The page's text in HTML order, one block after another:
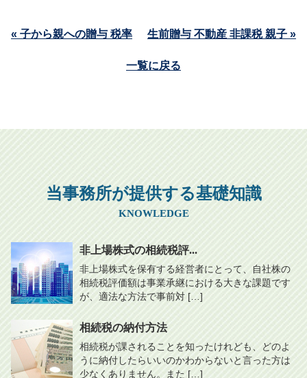
« 子から親への贈与 税率 生前贈与 不動産 非課税 親子 »
一覧に戻る
当事務所が提供する基礎知識
KNOWLEDGE
非上場株式の相続税評...
非上場株式を保有する経営者にとって、自社株の
相続税評価額は事業承継における大きな課題です
が、適法な方法で事前対 […]
相続税の納付方法
相続税が課されることを知ったけれども、どのよ
うに納付したらいいのかわからないと言った方は
少なくありません。また […]